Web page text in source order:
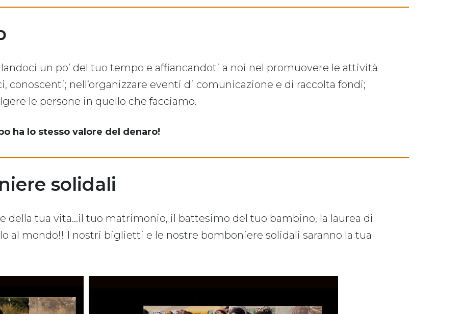
un po’ del tuo tempo e affiancandoti a noi nel promuovere le attività
conoscenti; nell’organizzare eventi di comunicazione e di raccolta fondi;
le persone in quello che facciamo.
ha lo stesso valore del denaro!
solidali
della tua vita...il tuo matrimonio, il battesimo del tuo bambino, la laurea di
al mondo!! I nostri biglietti e le nostre bomboniere solidali saranno la tua